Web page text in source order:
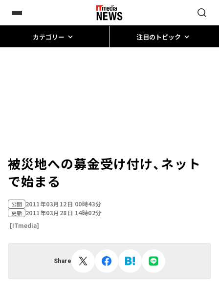
カテゴリー 注目のトピック
被災地への募金受け付け、ネット
で始まる
公開 2011年03月12日 00時43分
更新 2011年03月28日 14時02分
[ITmedia]
Share